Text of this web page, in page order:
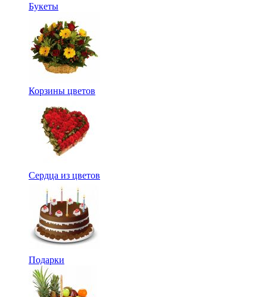
Букеты
Корзины цветов
Сердца из цветов
Подарки